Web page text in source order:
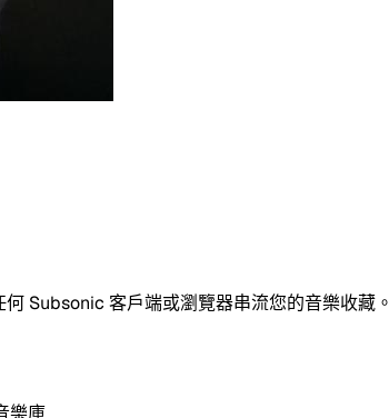
Subsonic 客戶端或瀏覽器串流您的音樂收藏。
樂庫